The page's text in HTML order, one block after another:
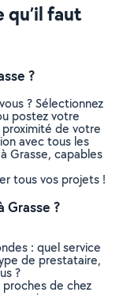
qu’il faut
?
? Sélectionnez
postez votre
de votre
avec tous les
Grasse, capables
tous vos projets !
Grasse ?
: quel service
de prestataire,
?
de chez